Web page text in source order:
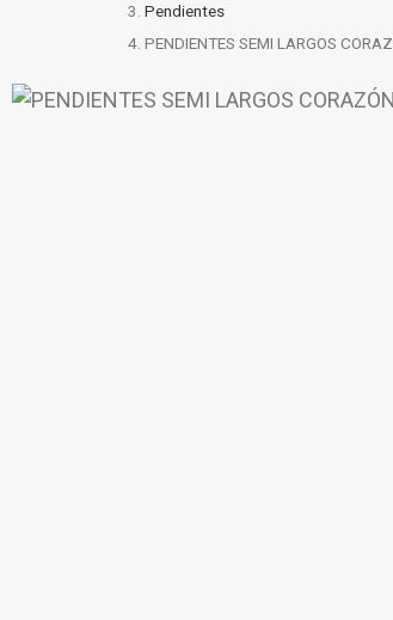
Pendientes
PENDIENTES SEMI LARGOS